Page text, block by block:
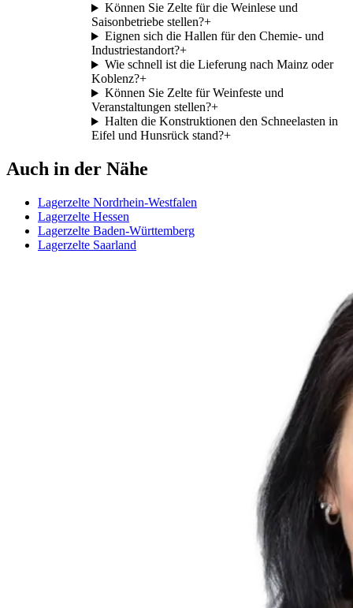
Können Sie Zelte für die Weinlese und
Saisonbetriebe stellen?+
Eignen sich die Hallen für den Chemie- und
Industriestandort?+
Wie schnell ist die Lieferung nach Mainz oder
Koblenz?+
Können Sie Zelte für Weinfeste und
Veranstaltungen stellen?+
Halten die Konstruktionen den Schneelasten in
Eifel und Hunsrück stand?+
Auch in der Nähe
Lagerzelte Nordrhein-Westfalen
Lagerzelte Hessen
Lagerzelte Baden-Württemberg
Lagerzelte Saarland